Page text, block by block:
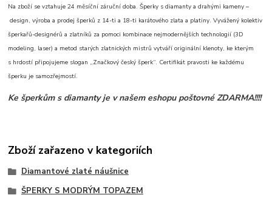
Na zboží se vztahuje 24 měsíční záruční doba. Šperky s diamanty a drahými kameny –
design, výroba a prodej šperků z 14-ti a 18-ti karátového zlata a platiny. Vyvážený kolektiv
šperkařů-designérů a zlatníků za pomoci kombinace nejmodernějších technologií (3D
modeling, laser) a metod starých zlatnických mistrů vytváří originální klenoty, ke kterým
s hrdostí připojujeme slogan „Značkový český šperk“. Certifikát pravosti ke každému
šperku je samozřejmostí.
Ke šperkům s diamanty je v našem eshopu poštovné ZDARMA!!!!
Zboží zařazeno v kategoriích
Diamantové zlaté náušnice
ŠPERKY S MODRÝM TOPAZEM